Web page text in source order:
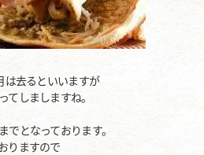
は去るといいますが
てしましますね。
となっております。
りますので